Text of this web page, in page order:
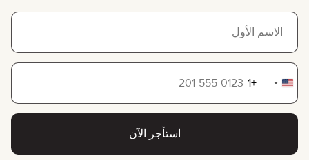
United
States
+1
استأجر الآن